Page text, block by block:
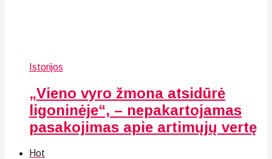
Istorijos
„Vieno vyro žmona atsidūrė
ligoninėje“, – nepakartojamas
pasakojimas apie artimųjų vertę
Hot